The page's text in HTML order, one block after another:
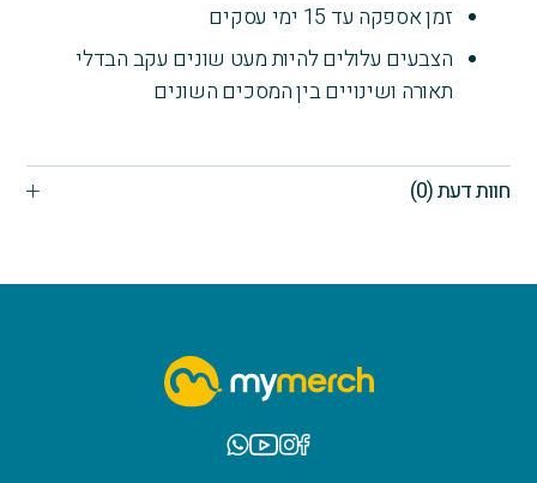
זמן אספקה עד 15 ימי עסקים
הצבעים עלולים להיות מעט שונים עקב הבדלי
תאורה ושינויים בין המסכים השונים
חוות דעת (0)